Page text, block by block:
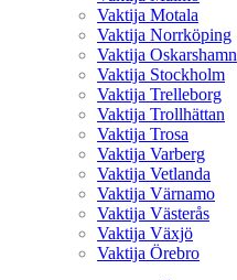
Vaktija Motala
Vaktija Norrköping
Vaktija Oskarshamn
Vaktija Stockholm
Vaktija Trelleborg
Vaktija Trollhättan
Vaktija Trosa
Vaktija Varberg
Vaktija Vetlanda
Vaktija Värnamo
Vaktija Västerås
Vaktija Växjö
Vaktija Örebro